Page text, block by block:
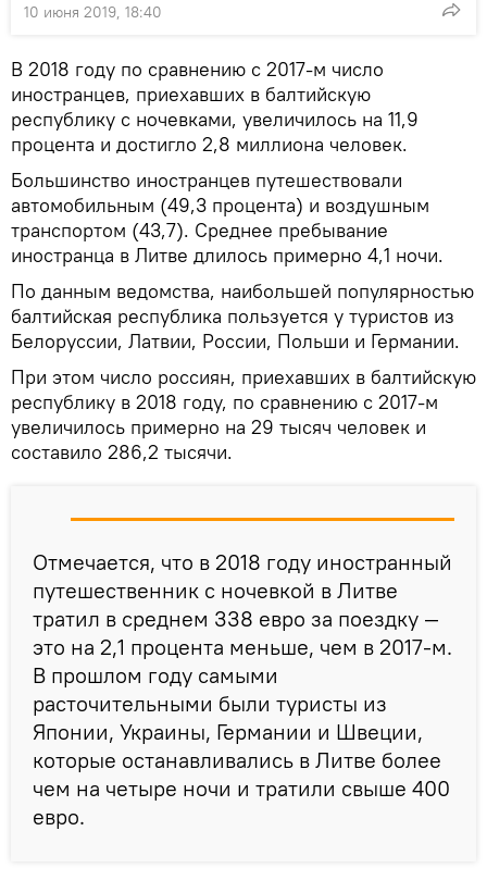
10 июня 2019, 18:40
В 2018 году по сравнению с 2017-м число
иностранцев, приехавших в балтийскую
республику с ночевками, увеличилось на 11,9
процента и достигло 2,8 миллиона человек.
Большинство иностранцев путешествовали
автомобильным (49,3 процента) и воздушным
транспортом (43,7). Среднее пребывание
иностранца в Литве длилось примерно 4,1 ночи.
По данным ведомства, наибольшей популярностью
балтийская республика пользуется у туристов из
Белоруссии, Латвии, России, Польши и Германии.
При этом число россиян, приехавших в балтийскую
республику в 2018 году, по сравнению с 2017-м
увеличилось примерно на 29 тысяч человек и
составило 286,2 тысячи.
Отмечается, что в 2018 году иностранный
путешественник с ночевкой в Литве
тратил в среднем 338 евро за поездку —
это на 2,1 процента меньше, чем в 2017-м.
В прошлом году самыми
расточительными были туристы из
Японии, Украины, Германии и Швеции,
которые останавливались в Литве более
чем на четыре ночи и тратили свыше 400
евро.